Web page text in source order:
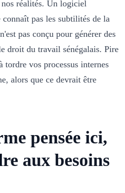
réalités. Un logiciel
pas les subtilités de la
pas conçu pour générer des
droit du travail sénégalais. Pire
vos processus internes
alors que ce devrait être
pensée ici,
aux besoins